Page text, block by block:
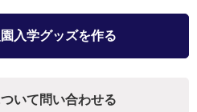
入学グッズを作る
いて問い合わせる